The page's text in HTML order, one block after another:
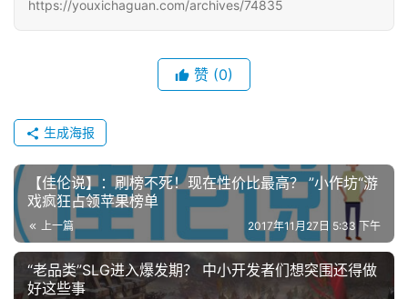
戏
戏
休
闲
游
戏
https://youxichaguan.com/archives/74835
赞 (0)
生成海报
【佳伦说】：刷榜不死！现在性价比最高？ ”小作坊“游
戏疯狂占领苹果榜单
上一篇 2017年11月27日 5:33 下午
“老品类”SLG进入爆发期？ 中小开发者们想突围还得做
好这些事